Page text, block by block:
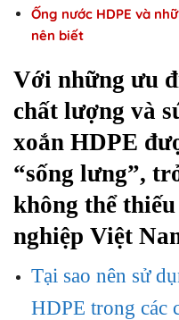
Ống nước HDPE và
nên biết
Với những ưu
chất lượng và
xoắn HDPE
“sống lưng”,
không thể
nghiệp Việt
Tại sao nên sử
HDPE trong các